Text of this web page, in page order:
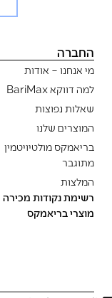
החברה
מי אנחנו – אודות
למה דווקא BariMax
שאלות נפוצות
המוצרים שלנו
בריאמקס מולטיויטמין
מתוגבר
המלצות
רשימת נקודות מכירה
מוצרי בריאמקס